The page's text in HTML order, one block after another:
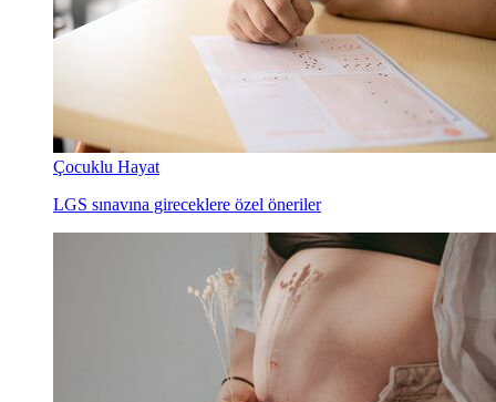
Çocuklu Hayat
LGS sınavına gireceklere özel öneriler